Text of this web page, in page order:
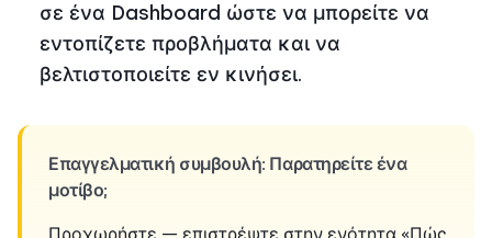
σε ένα Dashboard ώστε να μπορείτε να
εντοπίζετε προβλήματα και να
βελτιστοποιείτε εν κινήσει.
Επαγγελματική συμβουλή: Παρατηρείτε ένα
μοτίβο;